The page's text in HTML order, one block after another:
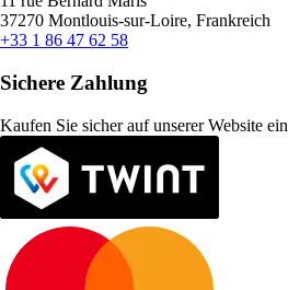
37270 Montlouis-sur-Loire, Frankreich
+33 1 86 47 62 58
Sichere Zahlung
Kaufen Sie sicher auf unserer Website ein